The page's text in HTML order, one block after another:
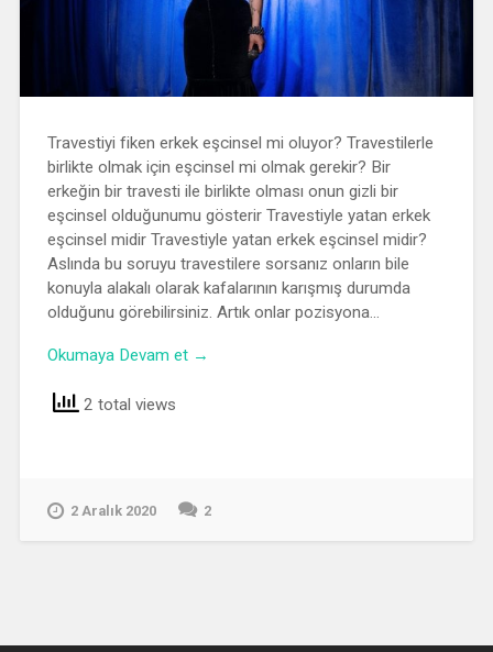
Travestiyi fiken erkek eşcinsel mi oluyor? Travestilerle
birlikte olmak için eşcinsel mi olmak gerekir? Bir
erkeğin bir travesti ile birlikte olması onun gizli bir
eşcinsel olduğunumu gösterir Travestiyle yatan erkek
eşcinsel midir Travestiyle yatan erkek eşcinsel midir?
Aslında bu soruyu travestilere sorsanız onların bile
konuyla alakalı olarak kafalarının karışmış durumda
olduğunu görebilirsiniz. Artık onlar pozisyona…
Okumaya Devam et →
2 total views
2 Aralık 2020 2